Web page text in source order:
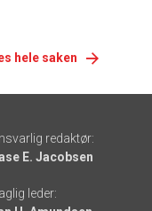
hele saken
redaktør:
E. Jacobsen
leder: